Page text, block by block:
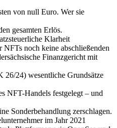
von null Euro. Wer sie
gesamten Erlös.
Klarheit
noch keine abschließenden
Finanzgericht mit
24) wesentliche Grundsätze
NFT-Handels festgelegt – und
Sonderbehandlung zerschlagen.
im Jahr 2021